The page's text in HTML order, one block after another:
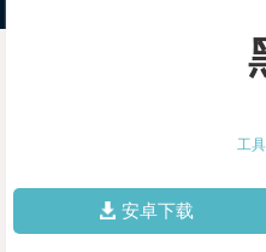
工具
安卓下载